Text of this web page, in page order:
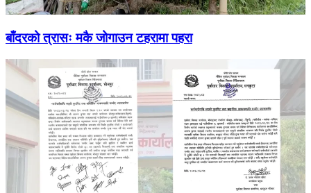
बाँदरको त्रासः मकै जोगाउन टहरामा पहरा